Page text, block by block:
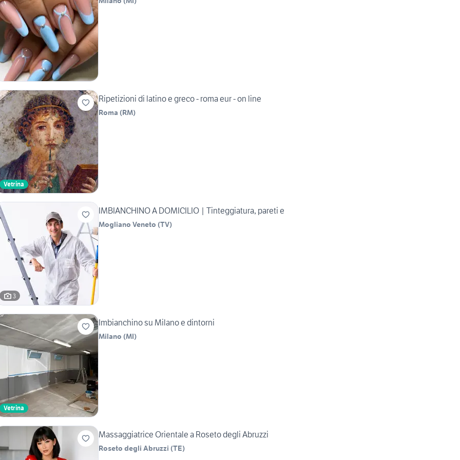
Vetrina
Ripetizioni di latino e greco - roma eur - on line
Roma (RM)
3
IMBIANCHINO A DOMICILIO | Tinteggiatura, pareti e
Mogliano Veneto (TV)
Vetrina
Imbianchino su Milano e dintorni
Milano (MI)
Massaggiatrice Orientale a Roseto degli Abruzzi
Roseto degli Abruzzi (TE)